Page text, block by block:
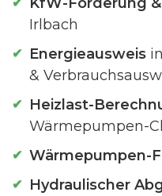
Irlbach
Energieausweis
&
Heizlast-
Wärmepumpen-
Wärmepumpen-
Hydraulischer